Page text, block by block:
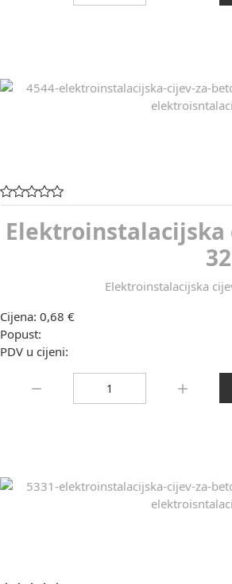
Elektroinstalacijska
Elektroinstalacijska
Cijena: 0,68 €
Popust:
PDV u cijeni: